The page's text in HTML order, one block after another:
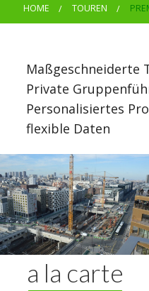
HOME TOUREN
Maßgeschneiderte
Private
Personalisiertes
flexible Daten
a la carte